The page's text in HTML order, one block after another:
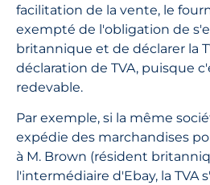
facilitation de la vente, le
exempté de l'obligation de
britannique et de déclarer la
déclaration de TVA, puisque
redevable.
Par exemple, si la même
expédie des marchandises
à M. Brown (résident
l'intermédiaire d'Ebay, la TVA